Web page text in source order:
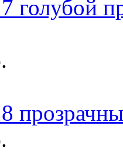
голубой